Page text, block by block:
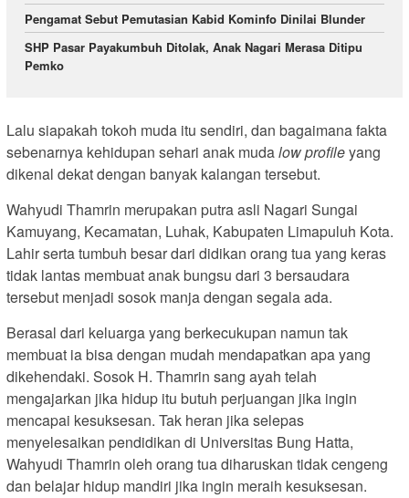
Pengamat Sebut Pemutasian Kabid Kominfo Dinilai Blunder
SHP Pasar Payakumbuh Ditolak, Anak Nagari Merasa Ditipu
Pemko
Lalu siapakah tokoh muda itu sendiri, dan bagaimana fakta
sebenarnya kehidupan sehari anak mudalow profileyang
dikenal dekat dengan banyak kalangan tersebut.
Wahyudi Thamrin merupakan putra asli Nagari Sungai
Kamuyang, Kecamatan, Luhak, Kabupaten Limapuluh Kota.
Lahir serta tumbuh besar dari didikan orang tua yang keras
tidak lantas membuat anak bungsu dari 3 bersaudara
tersebut menjadi sosok manja dengan segala ada.
Berasal dari keluarga yang berkecukupan namun tak
membuat ia bisa dengan mudah mendapatkan apa yang
dikehendaki. Sosok H. Thamrin sang ayah telah
mengajarkan jika hidup itu butuh perjuangan jika ingin
mencapai kesuksesan. Tak heran jika selepas
menyelesaikan pendidikan di Universitas Bung Hatta,
Wahyudi Thamrin oleh orang tua diharuskan tidak cengeng
dan belajar hidup mandiri jika ingin meraih kesuksesan.